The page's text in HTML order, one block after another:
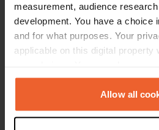
measurement, audience
development. You have a choice
and for what purposes. Your
applicable on this digital property
any time from the Cookie
the Privacy trigger icon.Allow all
Contact
Emplacement